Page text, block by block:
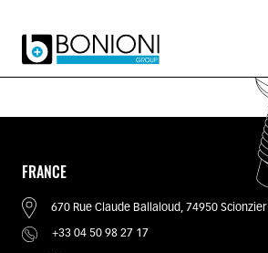
KONTAKT
FRANCE
670 Rue Claude Ballaloud, 74950 Scionzier
+33 04 50 98 27 17